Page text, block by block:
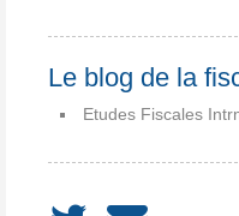
Le blog de la
Etudes Fiscales